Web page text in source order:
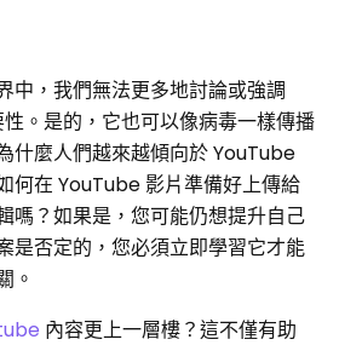
中，我們無法更多地討論或強調
。是的，它也可以像病毒一樣傳播
什麼人們越來越傾向於 YouTube
何在 YouTube 影片準備好上傳給
嗎？如果是，您可能仍想提升自己
是否定的，您必須立即學習它才能
。
內容更上一層樓？這不僅有助